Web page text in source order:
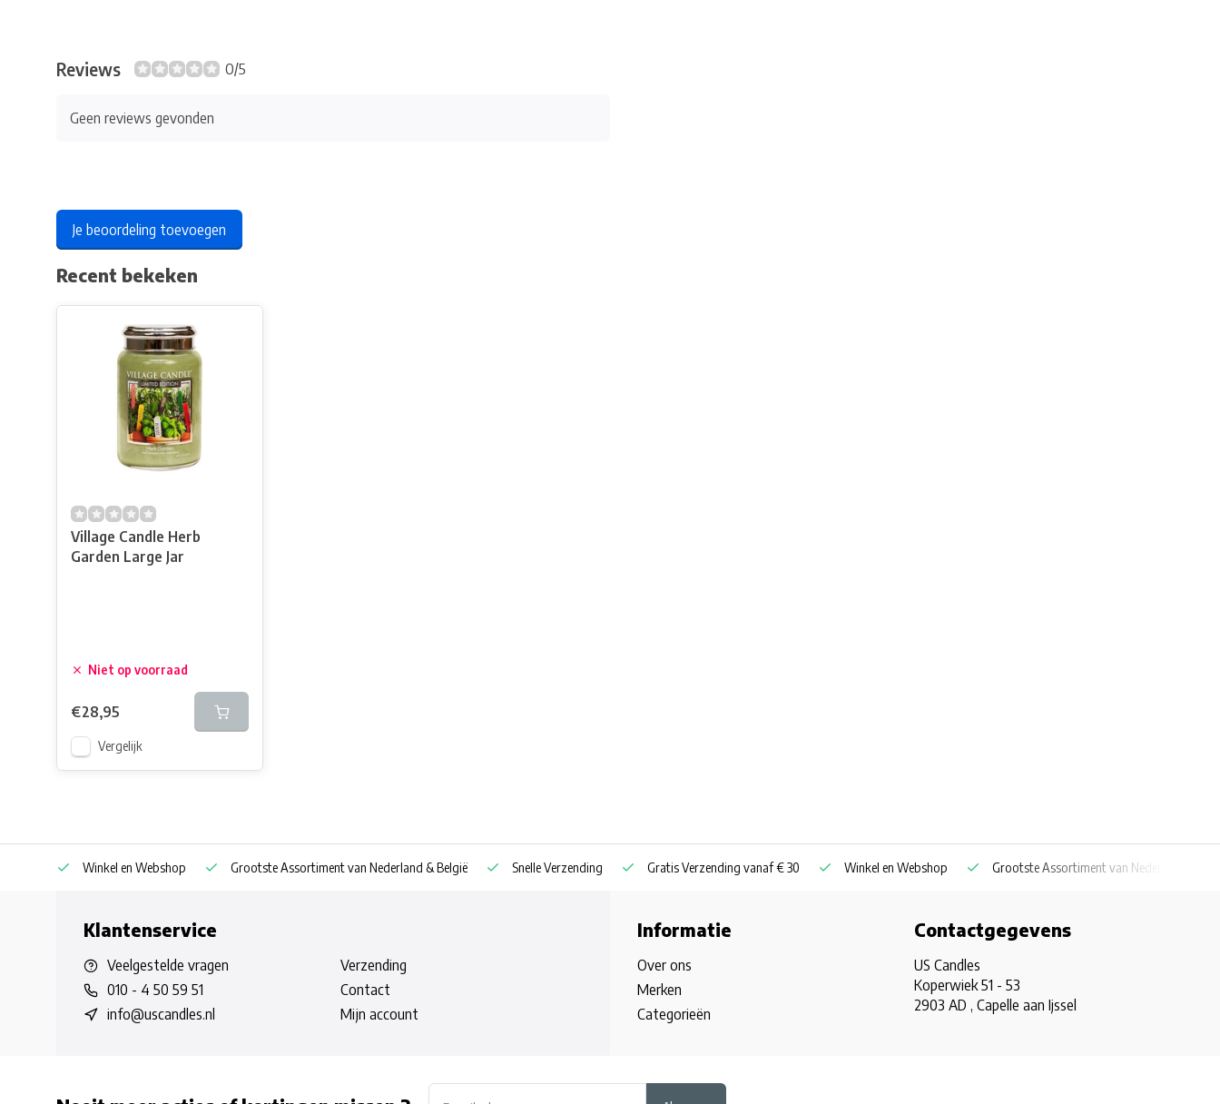
Reviews 0/5
Geen reviews gevonden
Je beoordeling toevoegen
Recent bekeken
Village Candle Herb
Garden Large Jar
Niet op voorraad
€28,95
Vergelijk
Winkel en Webshop Grootste Assortiment van Nederland & België Snelle Verzending Gratis Verzending vanaf € 30 Winkel en Webshop Grootste Assortiment van Nederland &
Klantenservice
Veelgestelde vragen
010 - 4 50 59 51
info@uscandles.nl
Verzending
Contact
Mijn account
Informatie
Over ons
Merken
Categorieën
Contactgegevens
US Candles
Koperwiek 51 - 53
2903 AD , Capelle aan Ijssel